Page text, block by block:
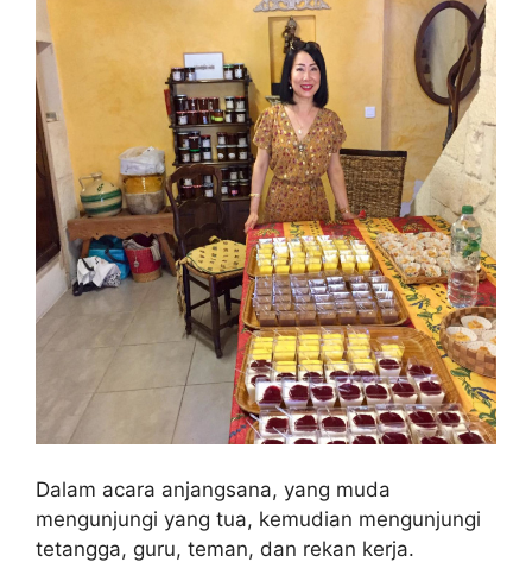
Dalam acara anjangsana, yang muda
mengunjungi yang tua, kemudian mengunjungi
tetangga, guru, teman, dan rekan kerja.